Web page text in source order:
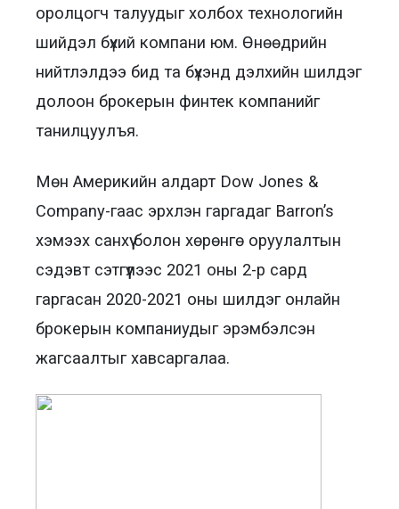
оролцогч талуудыг холбох технологийн
шийдэл бүхий компани юм. Өнөөдрийн
нийтлэлдээ бид та бүхэнд дэлхийн шилдэг
долоон брокерын финтек компанийг
танилцуулъя.
Мөн Америкийн алдарт Dow Jones &
Company-гаас эрхлэн гаргадаг Barron’s
хэмээх санхүү болон хөрөнгө оруулалтын
сэдэвт сэтгүүлээс 2021 оны 2-р сард
гаргасан 2020-2021 оны шилдэг онлайн
брокерын компаниудыг эрэмбэлсэн
жагсаалтыг хавсаргалаа.